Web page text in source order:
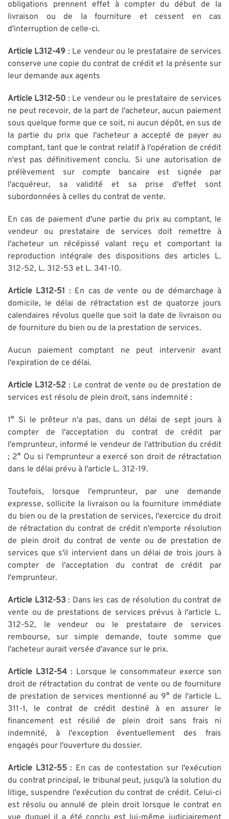
obligations prennent effet à compter du début de la
livraison ou de la fourniture et cessent en cas
d'interruption de celle-ci.
Article L312-49 : Le vendeur ou le prestataire de services
conserve une copie du contrat de crédit et la présente sur
leur demande aux agents
Article L312-50 : Le vendeur ou le prestataire de services
ne peut recevoir, de la part de l'acheteur, aucun paiement
sous quelque forme que ce soit, ni aucun dépôt, en sus de
la partie du prix que l'acheteur a accepté de payer au
comptant, tant que le contrat relatif à l'opération de crédit
n'est pas définitivement conclu. Si une autorisation de
prélèvement sur compte bancaire est signée par
l'acquéreur, sa validité et sa prise d'effet sont
subordonnées à celles du contrat de vente.
En cas de paiement d'une partie du prix au comptant, le
vendeur ou prestataire de services doit remettre à
l'acheteur un récépissé valant reçu et comportant la
reproduction intégrale des dispositions des articles L.
312-52, L. 312-53 et L. 341-10.
Article L312-51 : En cas de vente ou de démarchage à
domicile, le délai de rétractation est de quatorze jours
calendaires révolus quelle que soit la date de livraison ou
de fourniture du bien ou de la prestation de services.
Aucun paiement comptant ne peut intervenir avant
l'expiration de ce délai.
Article L312-52: Le contrat de vente ou de prestation de
services est résolu de plein droit, sans indemnité :
1° Si le prêteur n'a pas, dans un délai de sept jours à
compter de l'acceptation du contrat de crédit par
l'emprunteur, informé le vendeur de l'attribution du crédit
; 2° Ou si l'emprunteur a exercé son droit de rétractation
dans le délai prévu à l'article L. 312-19.
Toutefois, lorsque l'emprunteur, par une demande
expresse, sollicite la livraison ou la fourniture immédiate
du bien ou de la prestation de services, l'exercice du droit
de rétractation du contrat de crédit n'emporte résolution
de plein droit du contrat de vente ou de prestation de
services que s'il intervient dans un délai de trois jours à
compter de l'acceptation du contrat de crédit par
l'emprunteur.
Article L312-53: Dans les cas de résolution du contrat de
vente ou de prestations de services prévus à l'article L.
312-52, le vendeur ou le prestataire de services
rembourse, sur simple demande, toute somme que
l'acheteur aurait versée d'avance sur le prix.
Article L312-54 : Lorsque le consommateur exerce son
droit de rétractation du contrat de vente ou de fourniture
de prestation de services mentionné au 9° de l'article L.
311-1, le contrat de crédit destiné à en assurer le
financement est résilié de plein droit sans frais ni
indemnité, à l'exception éventuellement des frais
engagés pour l'ouverture du dossier.
Article L312-55: En cas de contestation sur l'exécution
du contrat principal, le tribunal peut, jusqu'à la solution du
litige, suspendre l'exécution du contrat de crédit. Celui-ci
est résolu ou annulé de plein droit lorsque le contrat en